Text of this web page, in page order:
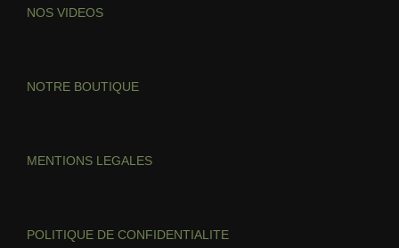
NOS VIDEOS
NOTRE BOUTIQUE
MENTIONS LEGALES
POLITIQUE DE CONFIDENTIALITE